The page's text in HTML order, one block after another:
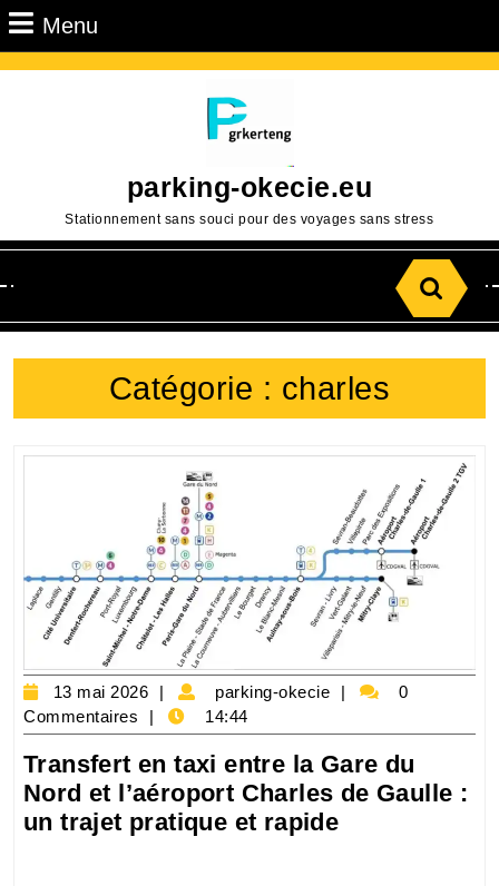
Passer
au
Menu
parking-okecie.eu
Stationnement sans souci pour des voyages sans stress
for:
Catégorie : charles
13 mai 2026
13
mai
2026
parking-okecie
parking-
0
Commentaires
14:44
Transfert en taxi entre la Gare du
Nord et l’aéroport Charles de Gaulle :
un trajet pratique et rapideTransfert